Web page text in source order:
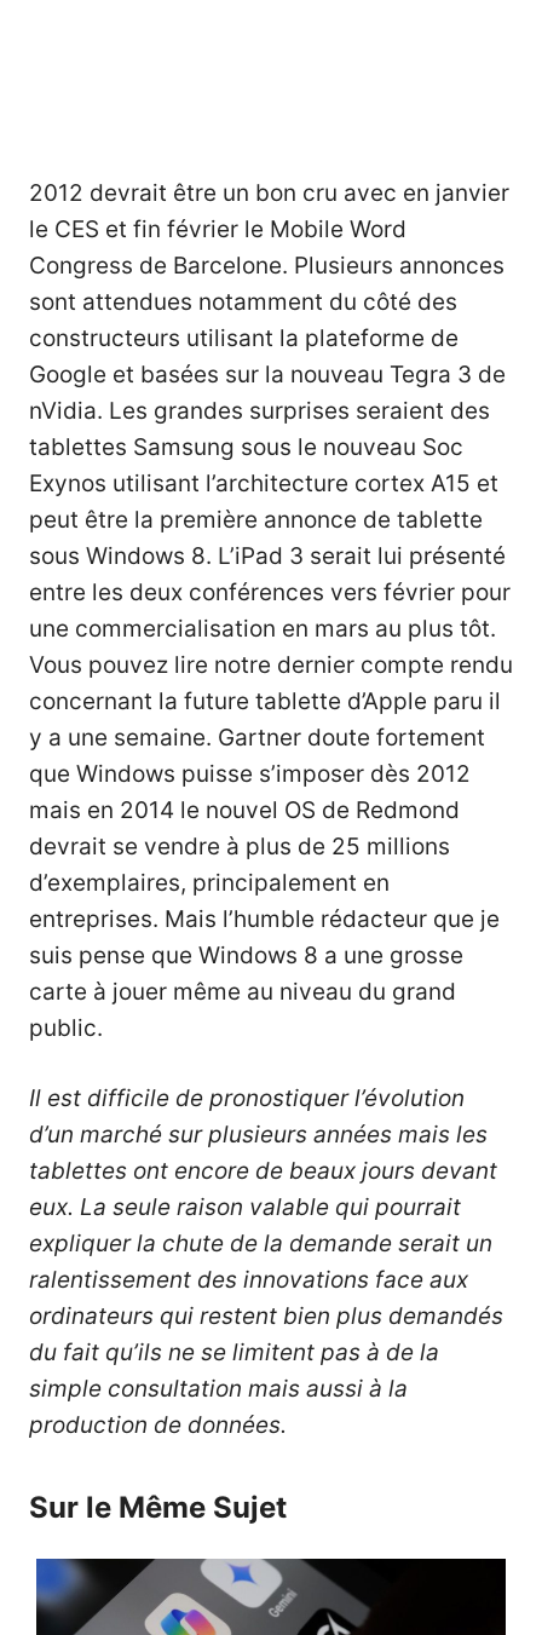
2012 devrait être un bon cru avec en janvier
le CES et fin février le Mobile Word
Congress de Barcelone. Plusieurs annonces
sont attendues notamment du côté des
constructeurs utilisant la plateforme de
Google et basées sur la nouveau Tegra 3 de
nVidia. Les grandes surprises seraient des
tablettes Samsung sous le nouveau Soc
Exynos utilisant l’architecture cortex A15 et
peut être la première annonce de tablette
sous Windows 8. L’iPad 3 serait lui présenté
entre les deux conférences vers février pour
une commercialisation en mars au plus tôt.
Vous pouvez lire notre dernier compte rendu
concernant la future tablette d’Apple paru il
y a une semaine. Gartner doute fortement
que Windows puisse s’imposer dès 2012
mais en 2014 le nouvel OS de Redmond
devrait se vendre à plus de 25 millions
d’exemplaires, principalement en
entreprises. Mais l’humble rédacteur que je
suis pense que Windows 8 a une grosse
carte à jouer même au niveau du grand
public.
Il est difficile de pronostiquer l’évolution
d’un marché sur plusieurs années mais les
tablettes ont encore de beaux jours devant
eux. La seule raison valable qui pourrait
expliquer la chute de la demande serait un
ralentissement des innovations face aux
ordinateurs qui restent bien plus demandés
du fait qu’ils ne se limitent pas à de la
simple consultation mais aussi à la
production de données.
Sur le Même Sujet